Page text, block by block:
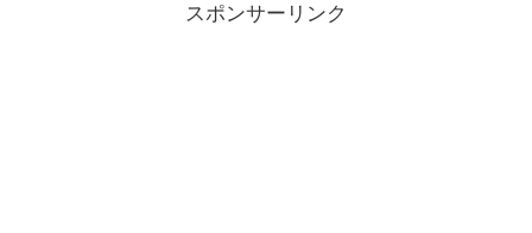
スポンサーリンク